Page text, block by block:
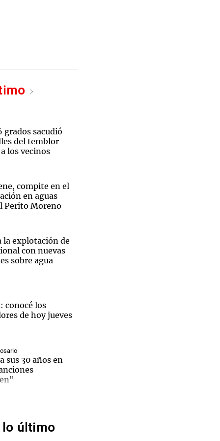
de Cadena 3 y autor de la biografía de Scaloni.
grados sacudió
del temblor
los vecinos
compite en el
en aguas
Perito Moreno
la explotación de
con nuevas
sobre agua
conocé los
de hoy jueves
sus 30 años en
para
los parques
lo último
en el